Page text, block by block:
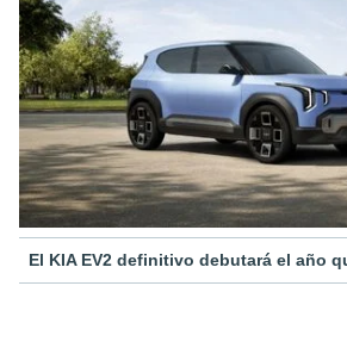
El KIA EV2 definitivo debutará el año